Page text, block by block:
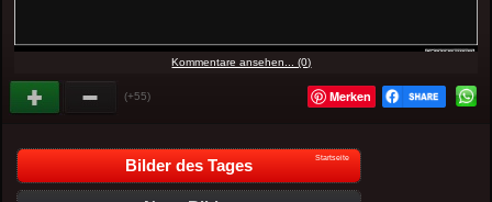
Kommentare ansehen... (0)
(+55) Merken
Bilder des Tages Startseite